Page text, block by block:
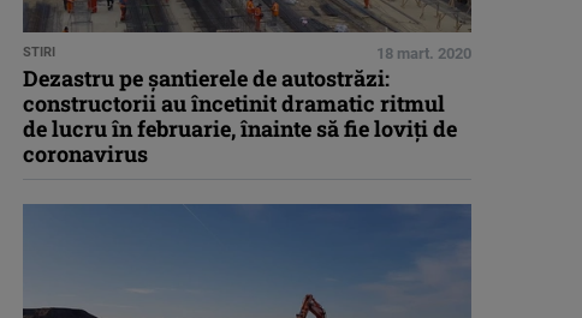
STIRI 18 mart. 2020
Dezastru pe șantierele de autostrăzi:
constructorii au încetinit dramatic ritmul
de lucru în februarie, înainte să fie loviți de
coronavirus